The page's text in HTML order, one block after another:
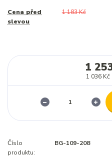
Cena před
slevou
1 183 Kč
1
1 036 Kč
Číslo
produktu:
BG-109-208